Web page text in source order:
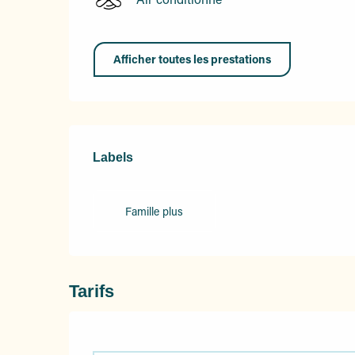
Afficher toutes les prestations
Offres de
Labels
Labels
Famille plus
Tarifs